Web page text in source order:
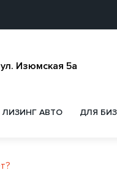
ЛИЗИНГ АВТО ДЛЯ